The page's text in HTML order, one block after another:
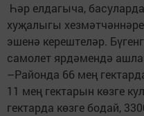
Һәр елдагыча,
хуҗалыгы
эшенә керештеләр.
самолет ярдәмендә
–Районда 66 мең
11 мең гектарын көзге
гектарда көзге бодай,